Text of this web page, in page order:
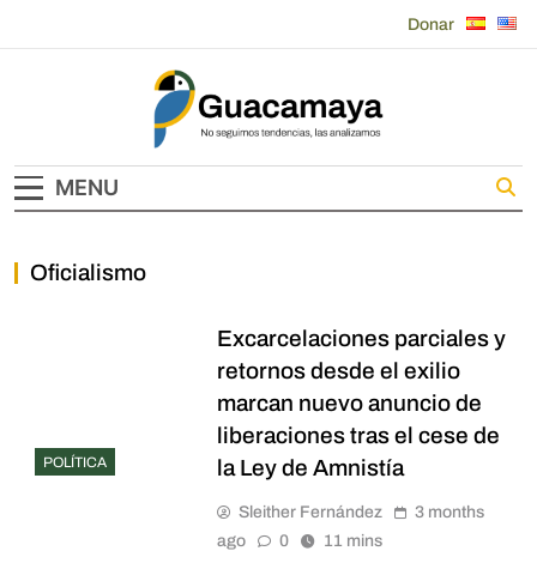
Donar
Guacamaya
MENU
Oficialismo
POLÍTICA
Excarcelaciones parciales y
retornos desde el exilio
marcan nuevo anuncio de
liberaciones tras el cese de
la Ley de Amnistía
Sleither Fernández
3 months
ago
0 11 mins